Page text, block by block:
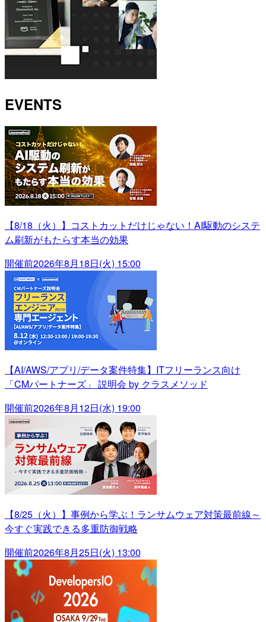
EVENTS
【8/18（火）】コストカットだけじゃない！AI駆動のシステ
ム刷新がもたらす本当の効果
開催前2026年8月18日(火) 15:00
【AI/AWS/アプリ/データ案件特集】ITフリーランス向け
「CMパートナーズ」 説明会 by クラスメソッド
開催前2026年8月12日(水) 19:00
【8/25（火）】事例から学ぶ！ランサムウェア対策最前線～
今すぐ実践できる多重防御戦略
開催前2026年8月25日(火) 13:00